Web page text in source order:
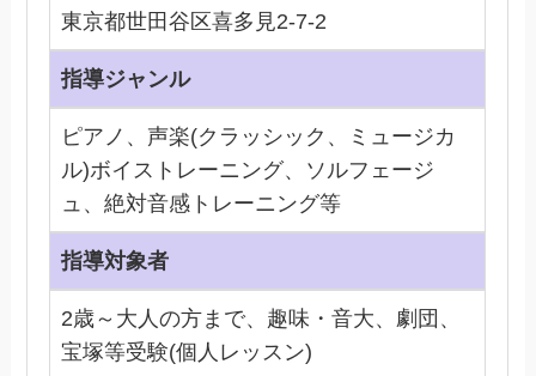
東京都世田谷区喜多見2-7-2
指導ジャンル
ピアノ、声楽(クラッシック、ミュージカ
ル)ボイストレーニング、ソルフェージ
ュ、絶対音感トレーニング等
指導対象者
2歳～大人の方まで、趣味・音大、劇団、
宝塚等受験(個人レッスン)